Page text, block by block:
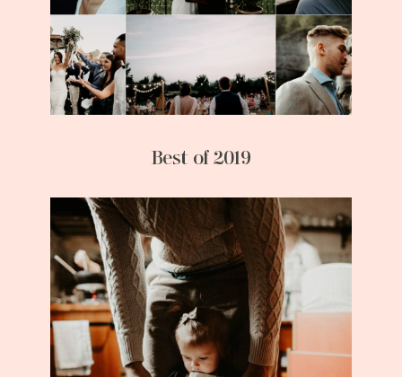
Best of 2019